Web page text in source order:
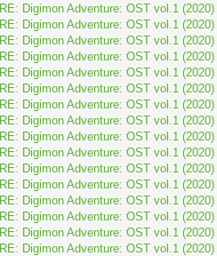
RE: Digimon Adventure: OST vol.1 (2020)
RE: Digimon Adventure: OST vol.1 (2020)
RE: Digimon Adventure: OST vol.1 (2020)
RE: Digimon Adventure: OST vol.1 (2020)
RE: Digimon Adventure: OST vol.1 (2020)
RE: Digimon Adventure: OST vol.1 (2020)
RE: Digimon Adventure: OST vol.1 (2020)
RE: Digimon Adventure: OST vol.1 (2020)
RE: Digimon Adventure: OST vol.1 (2020)
RE: Digimon Adventure: OST vol.1 (2020)
RE: Digimon Adventure: OST vol.1 (2020)
RE: Digimon Adventure: OST vol.1 (2020)
RE: Digimon Adventure: OST vol.1 (2020)
RE: Digimon Adventure: OST vol.1 (2020)
RE: Digimon Adventure: OST vol.1 (2020)
RE: Digimon Adventure: OST vol.1 (2020)